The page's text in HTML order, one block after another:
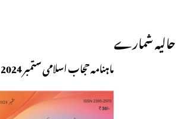
حالیہ شمارے
ماہنامہ حجاب اسلامی ستمبر 2024